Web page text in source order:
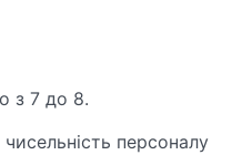
з 7 до 8.
персоналу